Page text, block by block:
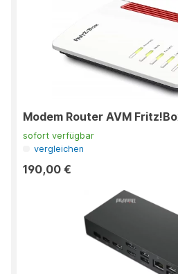
Modem Router AVM
sofort verfügbar
vergleichen
190,00 €